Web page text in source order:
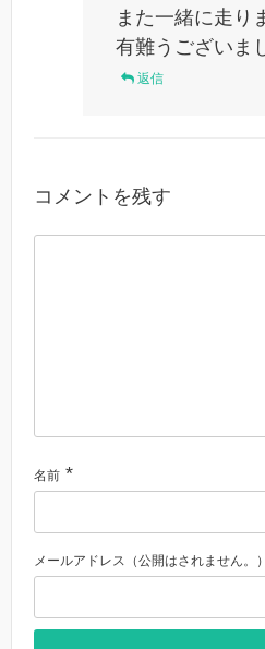
また一緒に走り
有難うございま
返信
コメントを残す
名前 *
メールアドレス（公開はされません。）